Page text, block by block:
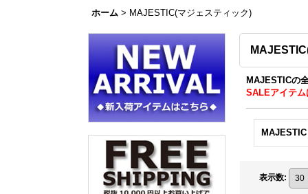
ホーム > MAJESTIC(マジェスティック)
MAJESTICの
SALEアイテ
表示数: